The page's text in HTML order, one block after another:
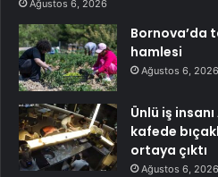
Ağustos 6, 2026
Bornova’da
hamlesi
Ağustos 6, 2026
Ünlü iş
kafede
ortaya çıktı
Ağustos 6, 2026